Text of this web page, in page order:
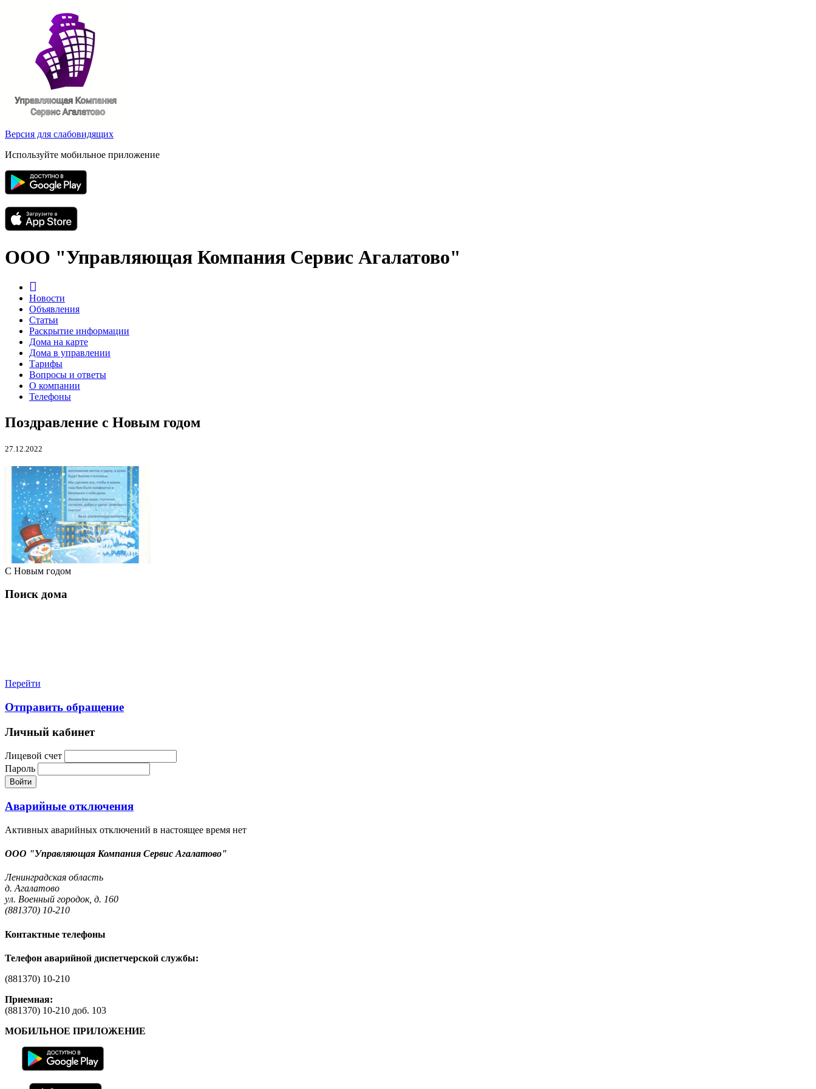
Версия для слабовидящих
Используйте мобильное приложение
ООО "Управляющая Компания Сервис Агалатово"
Новости
Объявления
Статьи
Раскрытие информации
Дома на карте
Дома в управлении
Тарифы
Вопросы и ответы
О компании
Телефоны
Поздравление с Новым годом
27.12.2022
С Новым годом
Поиск дома
Перейти
Отправить обращение
Личный кабинет
Лицевой счет
Пароль
Войти
Аварийные отключения
Активных аварийных отключений в настоящее время нет
ООО "Управляющая Компания Сервис Агалатово"
Ленинградская область
д. Агалатово
ул. Военный городок, д. 160
(881370) 10-210
Контактные телефоны
Телефон аварийной диспетчерской службы:
(881370) 10-210
Приемная:
(881370) 10-210 доб. 103
МОБИЛЬНОЕ ПРИЛОЖЕНИЕ